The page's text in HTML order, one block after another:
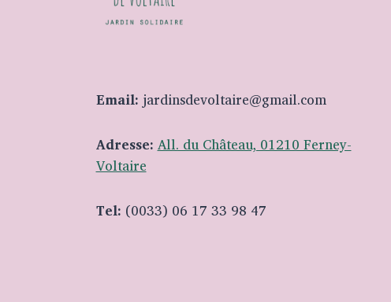
Email: jardinsdevoltaire@gmail.com
Adresse: All. du Château, 01210 Ferney-
Voltaire
Tel: (0033) 06 17 33 98 47